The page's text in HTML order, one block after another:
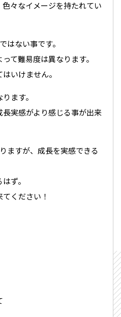
々なイメージを持たれてい
はない事です。
て難易度は異なります。
いけません。
ます。
実感がより感じる事が出来
ますが、成長を実感できる
ず。
ください！